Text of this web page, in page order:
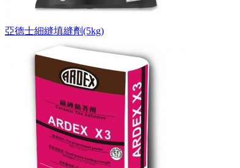
亞德士細縫填縫劑(5kg)